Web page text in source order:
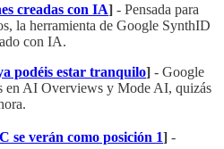
creadas con IA] - Pensada para
la herramienta de Google SynthID
con IA.
podéis estar tranquilo] - Google
en AI Overviews y Mode AI, quizás
se verán como posición 1] -